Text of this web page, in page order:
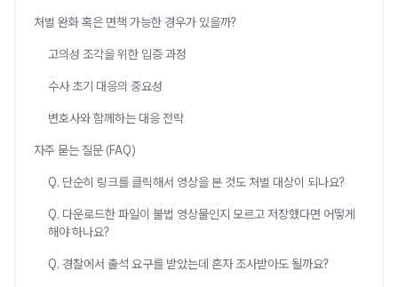
처벌 완화 혹은 면책 가능한 경우가 있을까?
고의성 조각을 위한 입증 과정
수사 초기 대응의 중요성
변호사와 함께하는 대응 전략
자주 묻는 질문 (FAQ)
Q. 단순히 링크를 클릭해서 영상을 본 것도 처벌 대상이 되나요?
Q. 다운로드한 파일이 불법 영상물인지 모르고 저장했다면 어떻게
해야 하나요?
Q. 경찰에서 출석 요구를 받았는데 혼자 조사받아도 될까요?